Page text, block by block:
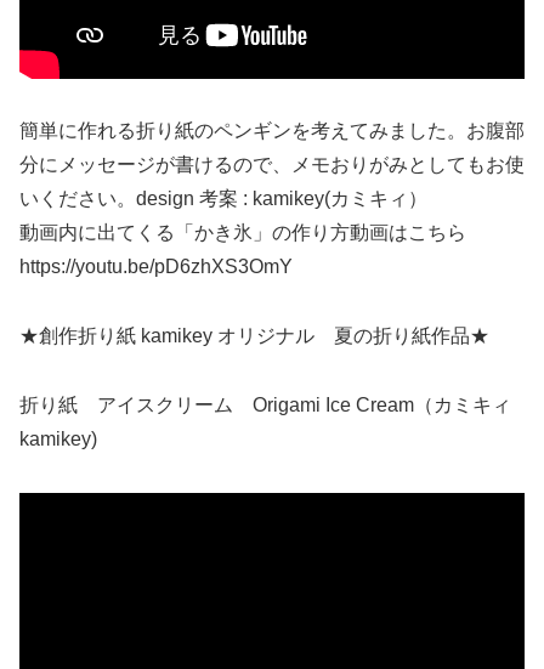
簡単に作れる折り紙のペンギンを考えてみました。お腹部
分にメッセージが書けるので、メモおりがみとしてもお使
いください。design 考案 : kamikey(カミキィ）
動画内に出てくる「かき氷」の作り方動画はこちら
https://youtu.be/pD6zhXS3OmY
★創作折り紙 kamikey オリジナル 夏の折り紙作品★
折り紙 アイスクリーム Origami Ice Cream（カミキィ
kamikey)